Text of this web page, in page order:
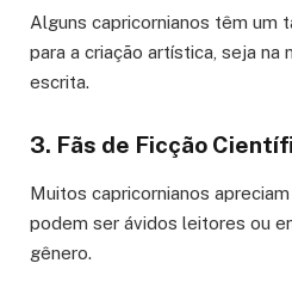
Alguns capricornianos têm um
para a criação artística, seja na
escrita.
3. Fãs de Ficção
Muitos capricornianos
podem ser ávidos leitores ou
gênero.